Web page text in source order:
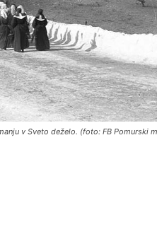
v Sveto deželo. (foto: FB Pomurski